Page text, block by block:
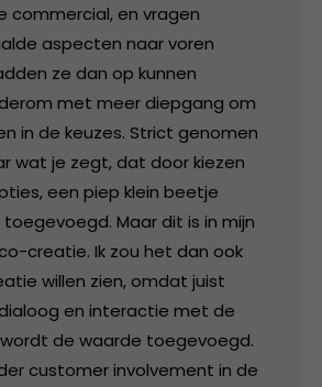
commercial, en vragen
aspecten naar voren
ze dan op kunnen
met meer diepgang om
in de keuzes. Strict genomen
wat je zegt, dat door kiezen
een piep klein beetje
Maar dit is in mijn
creatie. Ik zou het dan ook
willen zien, omdat juist
en interactie met de
de waarde toegevoegd.
customer involvement in de